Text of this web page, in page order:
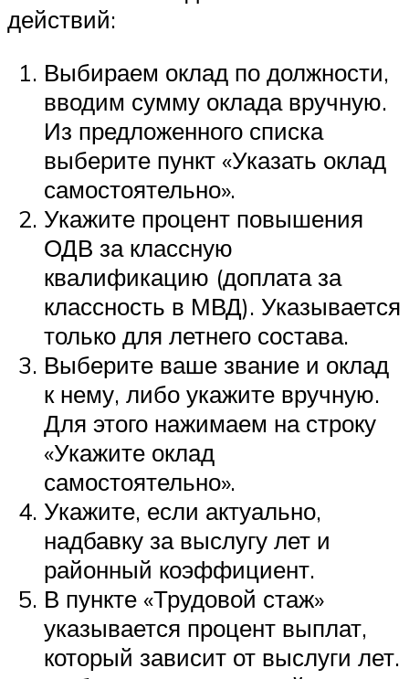
действий:
Выбираем оклад по должности,
вводим сумму оклада вручную.
Из предложенного списка
выберите пункт «Указать оклад
самостоятельно».
Укажите процент повышения
ОДВ за классную
квалификацию (доплата за
классность в МВД). Указывается
только для летнего состава.
Выберите ваше звание и оклад
к нему, либо укажите вручную.
Для этого нажимаем на строку
«Укажите оклад
самостоятельно».
Укажите, если актуально,
надбавку за выслугу лет и
районный коэффициент.
В пункте «Трудовой стаж»
указывается процент выплат,
который зависит от выслуги лет.